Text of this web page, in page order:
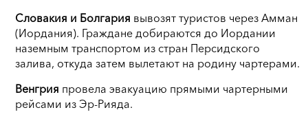
Словакия и Болгария вывозят туристов через Амман
(Иордания). Граждане добираются до Иордании
наземным транспортом из стран Персидского
залива, откуда затем вылетают на родину чартерами.
Венгрия провела эвакуацию прямыми чартерными
рейсами из Эр-Рияда.